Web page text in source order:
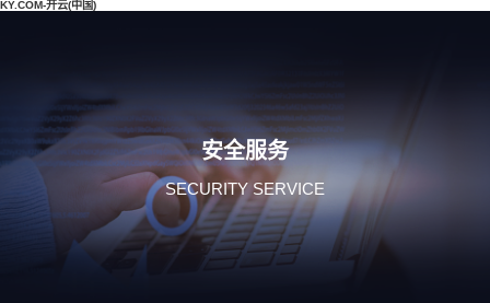
KY.COM-开云(中国)
安全服务
SECURITY SERVICE